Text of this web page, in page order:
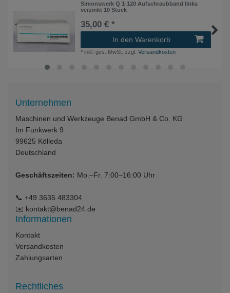
Simonswerk Q 1-120 Aufschraubband links
verzinkt 10 Stück
35,00 € *
In den Warenkorb
* inkl. ges. MwSt. zzgl.Versandkosten
Unternehmen
Maschinen und Werkzeuge Benad GmbH & Co. KG
Im Funkwerk 9
99625 Kölleda
Deutschland
Geschäftszeiten: Mo.–Fr. 7:00–16:00 Uhr
📞 +49 3635 483304
✉️ kontakt@benad24.de
Informationen
Kontakt
Versandkosten
Zahlungsarten
Rechtliches